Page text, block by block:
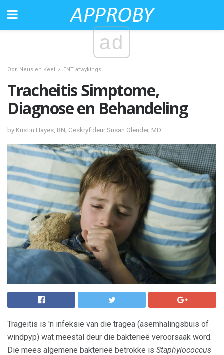
ad
Oor, Neus en Keel ENT afwykings
Tracheitis Simptome,
Diagnose en Behandeling
by Kristin Hayes, RN; Geskryf deur Susan Olender, MD
Trageitis is 'n infeksie van die tragea (asemhalingsbuis of
windpyp) wat meestal deur die bakterieë veroorsaak word.
Die mees algemene bakterieë betrokke is Staphylococcus